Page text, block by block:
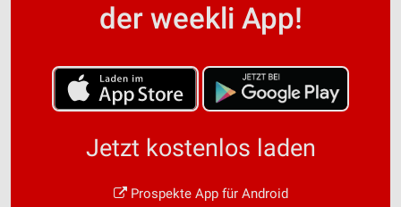
der weekli App!
Jetzt kostenlos laden
Prospekte App für Android